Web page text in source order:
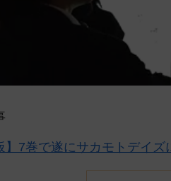
】7巻で遂にサカモトデイ